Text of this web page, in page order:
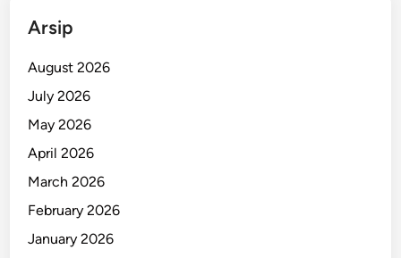
Arsip
August 2026
July 2026
May 2026
April 2026
March 2026
February 2026
January 2026